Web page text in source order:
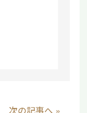
次の記事へ »